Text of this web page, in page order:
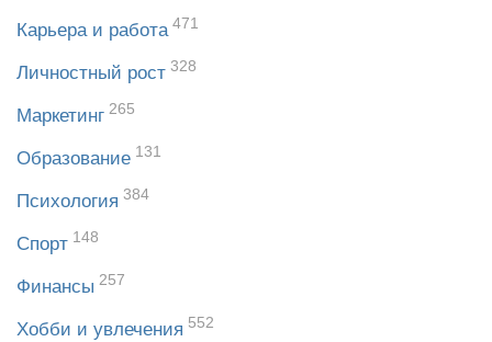
Карьера и работа 471
Личностный рост 328
Маркетинг 265
Образование 131
Психология 384
Спорт 148
Финансы 257
Хобби и увлечения 552